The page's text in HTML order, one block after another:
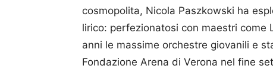
cosmopolita, Nicola Paszkowski ha
lirico: perfezionatosi con maestri
anni le massime orchestre giovanili e
Fondazione Arena di Verona nel fine